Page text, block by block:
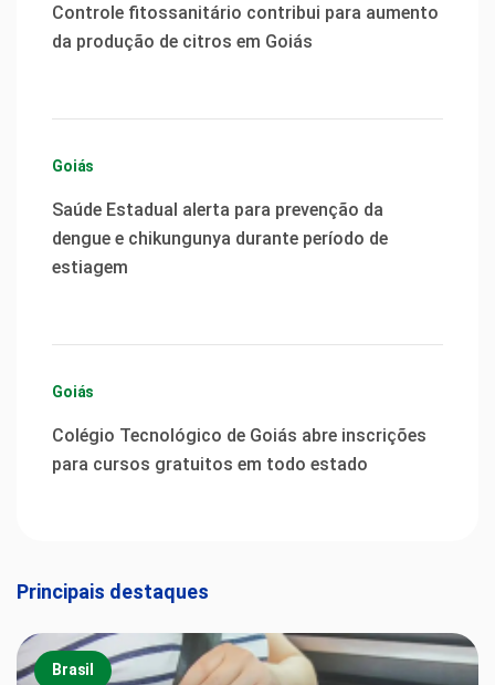
Controle fitossanitário contribui para aumento
da produção de citros em Goiás
Goiás
Saúde Estadual alerta para prevenção da
dengue e chikungunya durante período de
estiagem
Goiás
Colégio Tecnológico de Goiás abre inscrições
para cursos gratuitos em todo estado
Principais destaques
Brasil